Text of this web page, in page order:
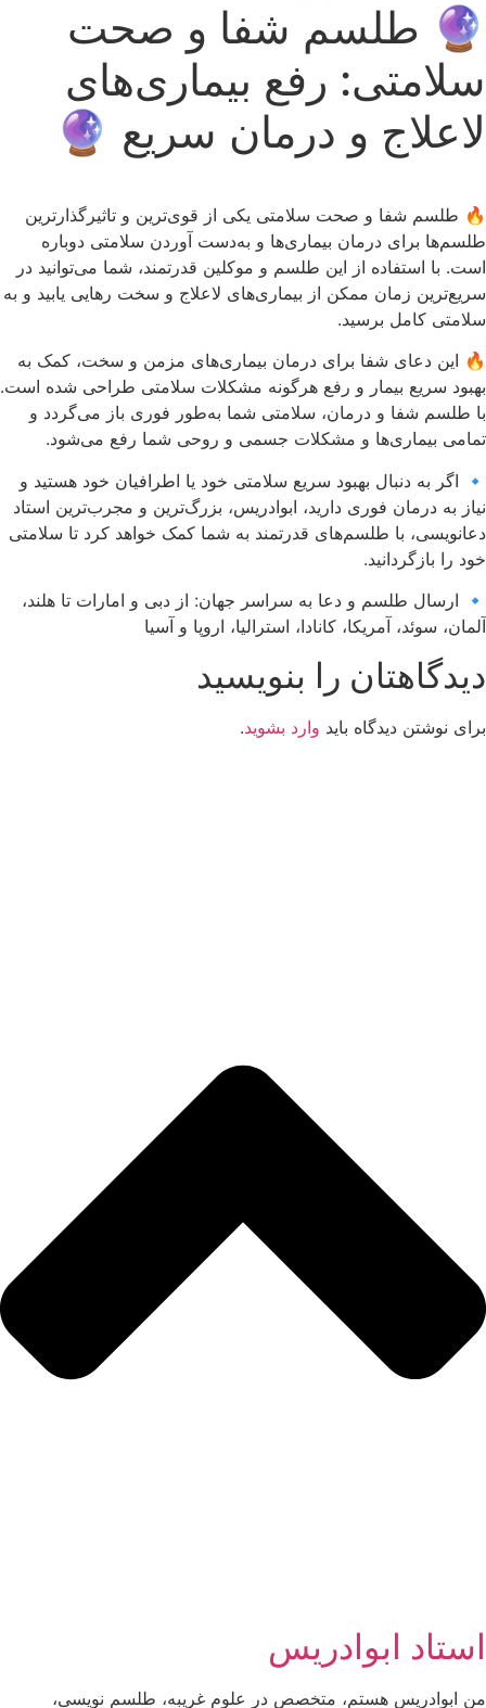
🔮 طلسم شفا و صحت
سلامتی: رفع بیماری‌های
لاعلاج و درمان سریع 🔮
🔥 طلسم شفا و صحت سلامتی یکی از قوی‌ترین و تاثیرگذارترین
طلسم‌ها برای درمان بیماری‌ها و به‌دست آوردن سلامتی دوباره
است. با استفاده از این طلسم و موکلین قدرتمند، شما می‌توانید در
سریع‌ترین زمان ممکن از بیماری‌های لاعلاج و سخت رهایی یابید و به
سلامتی کامل برسید.
🔥 این دعای شفا برای درمان بیماری‌های مزمن و سخت، کمک به
بهبود سریع بیمار و رفع هرگونه مشکلات سلامتی طراحی شده است.
با طلسم شفا و درمان، سلامتی شما به‌طور فوری باز می‌گردد و
تمامی بیماری‌ها و مشکلات جسمی و روحی شما رفع می‌شود.
🔹 اگر به دنبال بهبود سریع سلامتی خود یا اطرافیان خود هستید و
نیاز به درمان فوری دارید، ابوادریس، بزرگ‌ترین و مجرب‌ترین استاد
دعانویسی، با طلسم‌های قدرتمند به شما کمک خواهد کرد تا سلامتی
خود را بازگردانید.
🔹 ارسال طلسم و دعا به سراسر جهان: از دبی و امارات تا هلند،
آلمان، سوئد، آمریکا، کانادا، استرالیا، اروپا و آسیا
دیدگاهتان را بنویسید
برای نوشتن دیدگاه باید وارد بشوید.
استاد ابوادریس
من ابوادریس هستم، متخصص در علوم غریبه، طلسم نویسی،